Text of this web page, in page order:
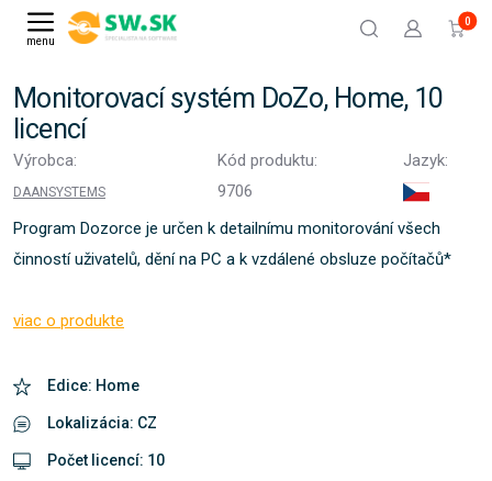
menu
0
Monitorovací systém DoZo, Home, 10
licencí
Výrobca:
DAANSYSTEMS
Kód produktu:
9706
Jazyk:
Program Dozorce je určen k detailnímu monitorování všech
činností uživatelů, dění na PC a k vzdálené obsluze počítačů*
viac o produkte
Edice: Home
Lokalizácia: CZ
Počet licencí: 10